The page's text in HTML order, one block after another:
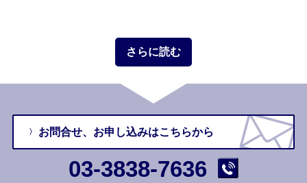
さらに読む
お問合せ、 お申し込みはこちらから
03-3838-7636